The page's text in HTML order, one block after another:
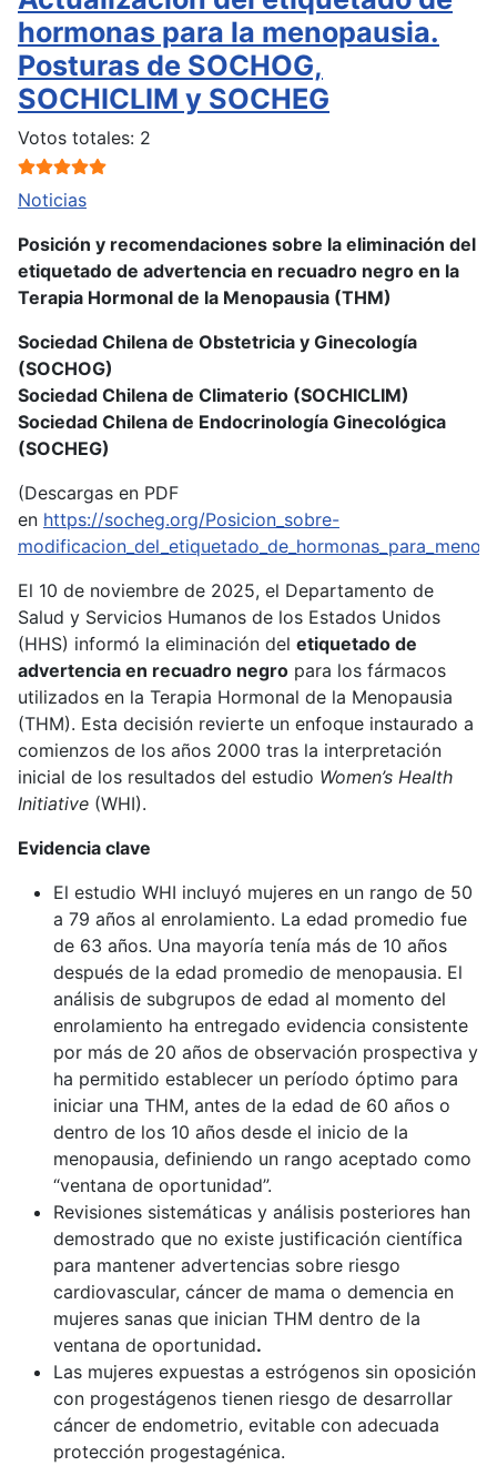
hormonas para la menopausia.
Posturas de SOCHOG,
SOCHICLIM y SOCHEG
Ratio: 5/5
Votos totales: 2
Noticias
Posición y recomendaciones sobre la eliminación del
etiquetado de advertencia en recuadro negro en la
Terapia Hormonal de la Menopausia (THM)
Sociedad Chilena de Obstetricia y Ginecología
(SOCHOG)
Sociedad Chilena de Climaterio (SOCHICLIM)
Sociedad Chilena de Endocrinología Ginecológica
(SOCHEG)
(Descargas en PDF
en https://socheg.org/Posicion_sobre-
El 10 de noviembre de 2025, el Departamento de
Salud y Servicios Humanos de los Estados Unidos
(HHS) informó la eliminación del etiquetado de
advertencia en recuadro negro para los fármacos
utilizados en la Terapia Hormonal de la Menopausia
(THM). Esta decisión revierte un enfoque instaurado a
comienzos de los años 2000 tras la interpretación
inicial de los resultados del estudio Women’s Health
Initiative (WHI).
Evidencia clave
El estudio WHI incluyó mujeres en un rango de 50
a 79 años al enrolamiento. La edad promedio fue
de 63 años. Una mayoría tenía más de 10 años
después de la edad promedio de menopausia. El
análisis de subgrupos de edad al momento del
enrolamiento ha entregado evidencia consistente
por más de 20 años de observación prospectiva y
ha permitido establecer un período óptimo para
iniciar una THM, antes de la edad de 60 años o
dentro de los 10 años desde el inicio de la
menopausia, definiendo un rango aceptado como
“ventana de oportunidad”.
Revisiones sistemáticas y análisis posteriores han
demostrado que no existe justificación científica
para mantener advertencias sobre riesgo
cardiovascular, cáncer de mama o demencia en
mujeres sanas que inician THM dentro de la
ventana de oportunidad.
Las mujeres expuestas a estrógenos sin oposición
con progestágenos tienen riesgo de desarrollar
cáncer de endometrio, evitable con adecuada
protección progestagénica.